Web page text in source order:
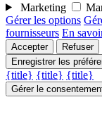
Marketing
Gérer les options
fournisseurs En
Accepter Refuser
Enregistrer les
{title} {title} {title}
Gérer le